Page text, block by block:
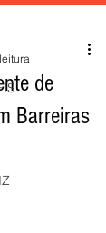
de
Barreiras